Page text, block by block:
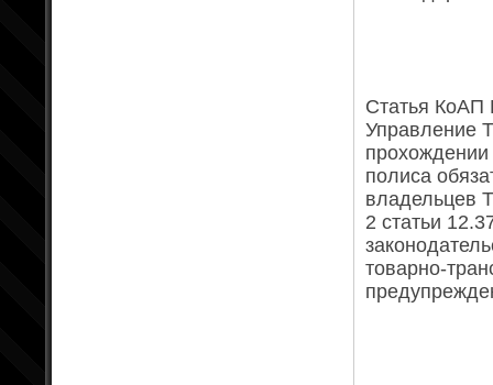
Статья КоАП
Управление
прохождении
полиса
владельцев
2 статьи
товарно-